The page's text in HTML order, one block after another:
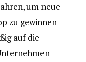
um neue
zu gewinnen
auf die